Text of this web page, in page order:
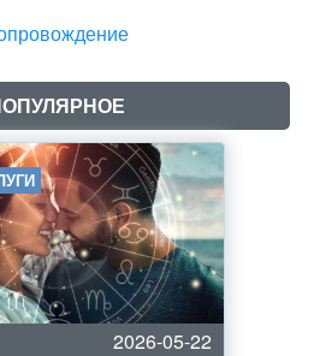
2026-05-22